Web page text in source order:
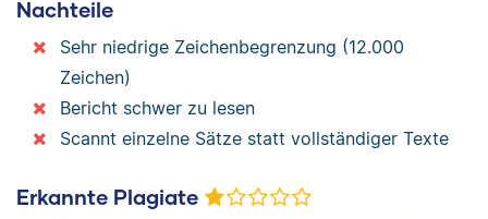
Nachteile
Sehr niedrige Zeichenbegrenzung (12.000
Zeichen)
Bericht schwer zu lesen
Scannt einzelne Sätze statt vollständiger Texte
Erkannte Plagiate